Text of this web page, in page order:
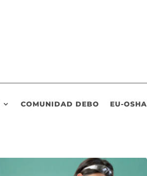
COMUNIDAD DEBO EU-OSHA